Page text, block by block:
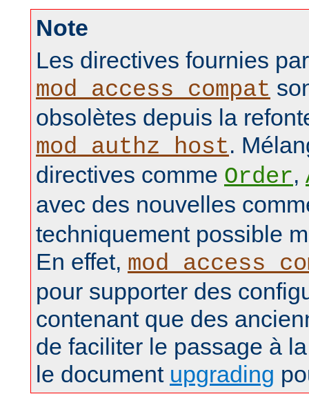
Note
Les directives fournies
mod_access_compat
obsolètes depuis la
mod_authz_host.
directives comme Order,
avec des nouvelles
techniquement possible
En effet,
pour supporter des
contenant que des
de faciliter le passage à
le document upgrading